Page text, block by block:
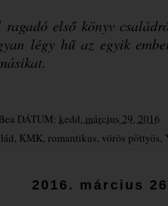
ragadó első könyv
légy hű az egyik
DÁTUM: kedd, március 29, 2016
, KMK, romantikus, vörös pöttyös,
2016. március